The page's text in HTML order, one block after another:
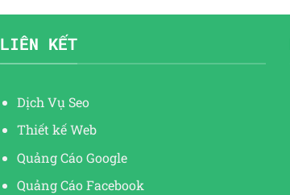
LIÊN KẾT
Dịch Vụ Seo
Thiết kế Web
Quảng Cáo Google
Quảng Cáo Facebook